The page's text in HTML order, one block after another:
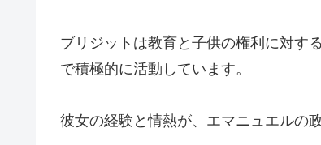
ブリジットは教育と子供の権利に対す
で積極的に活動しています。
彼女の経験と情熱が、エマニュエルの